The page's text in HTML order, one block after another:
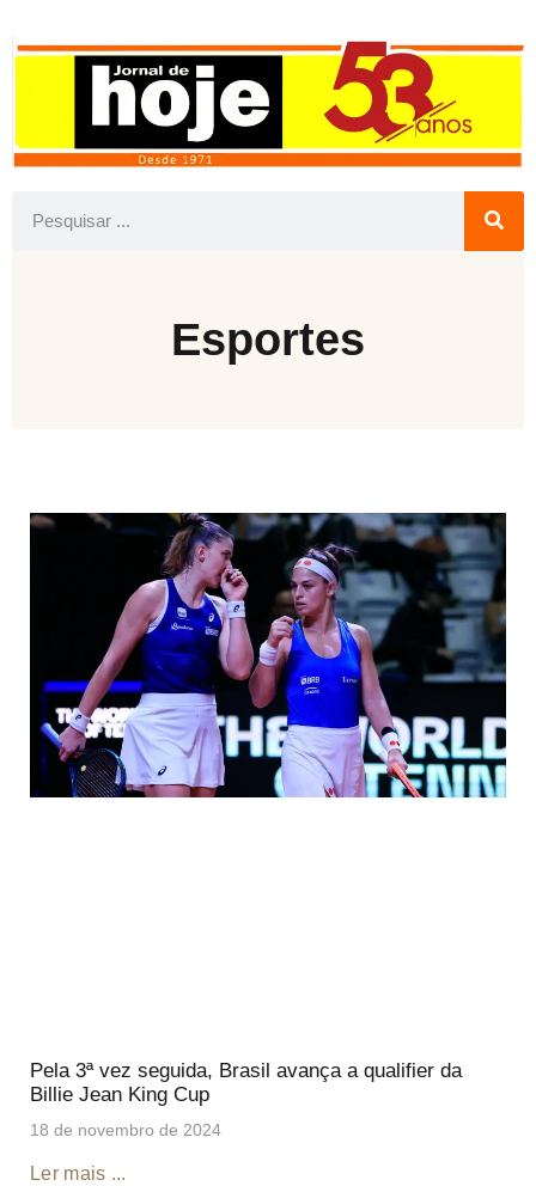
Esportes
Pela 3ª vez seguida, Brasil avança a qualifier da
Billie Jean King Cup
18 de novembro de 2024
Ler mais ...